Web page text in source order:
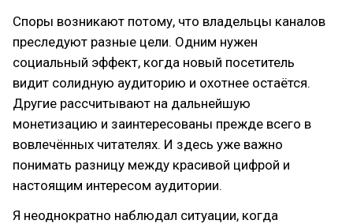
Споры возникают потому, что владельцы каналов
преследуют разные цели. Одним нужен
социальный эффект, когда новый посетитель
видит солидную аудиторию и охотнее остаётся.
Другие рассчитывают на дальнейшую
монетизацию и заинтересованы прежде всего в
вовлечённых читателях. И здесь уже важно
понимать разницу между красивой цифрой и
настоящим интересом аудитории.
Я неоднократно наблюдал ситуации, когда